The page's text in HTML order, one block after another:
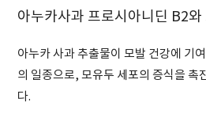
아누카사과 프로시아니딘 B2와
아누카 사과 추출물이 모발 건강에 기
의 일종으로, 모유두 세포의 증식을
다.